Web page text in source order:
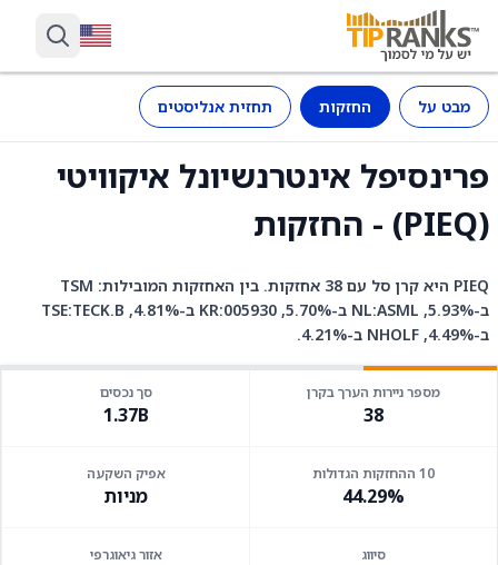
מבט על החזקות תחזית אנליסטים
פרינסיפל אינטרנשיונל איקוויטי
(PIEQ) - החזקות
PIEQ היא קרן סל עם 38 אחזקות. בין האחזקות המובילות: TSM
ב-5.93%, NL:ASML ב-5.70%, KR:005930 ב-4.81%, TSE:TECK.B
ב-4.49%, NHOLF ב-4.21%.
מספר ניירות הערך בקרן
38
סך נכסים
1.37B
10 ההחזקות הגדולות
44.29%
אפיק השקעה
מניות
סיווג אזור גיאוגרפי